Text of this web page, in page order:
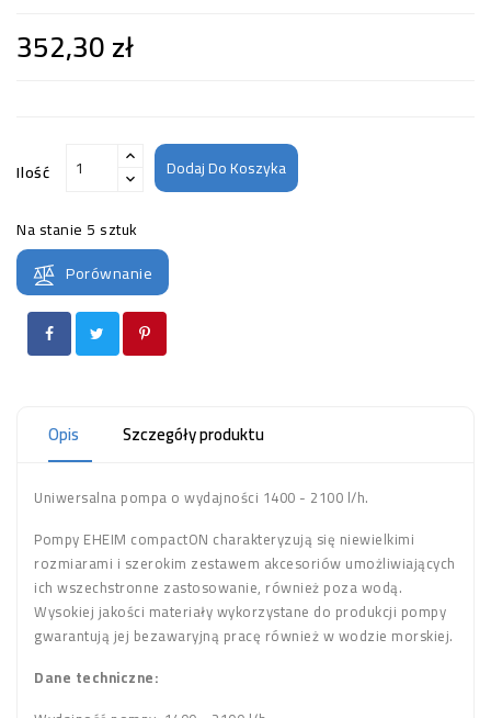
352,30 zł
Ilość Dodaj Do Koszyka
Na stanie 5 sztuk
Porównanie
Opis Szczegóły produktu
Uniwersalna pompa o wydajności 1400 - 2100 l/h.
Pompy EHEIM compactON charakteryzują się niewielkimi
rozmiarami i szerokim zestawem akcesoriów umożliwiających
ich wszechstronne zastosowanie, również poza wodą.
Wysokiej jakości materiały wykorzystane do produkcji pompy
gwarantują jej bezawaryjną pracę również w wodzie morskiej.
Dane techniczne: